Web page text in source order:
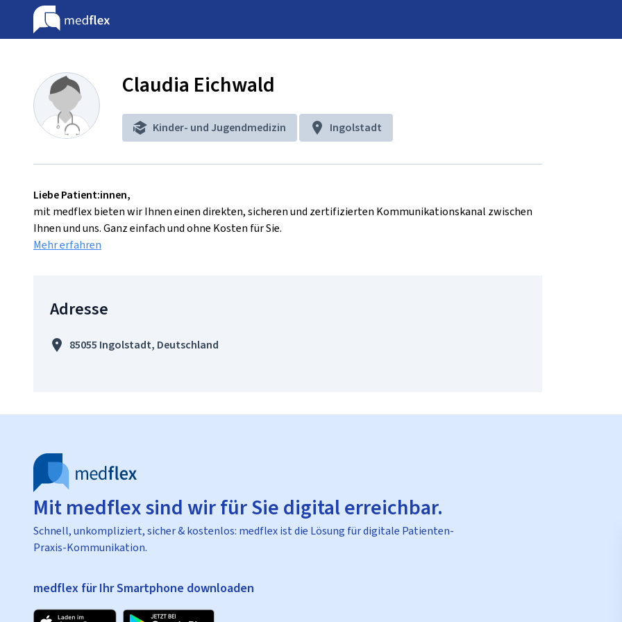
Claudia Eichwald
Kinder- und Jugendmedizin Ingolstadt
Liebe Patient:innen,
mit medflex bieten wir Ihnen einen direkten, sicheren und zertifizierten Kommunikationskanal zwischen
Ihnen und uns. Ganz einfach und ohne Kosten für Sie.
Mehr erfahren
Adresse
85055 Ingolstadt, Deutschland
Mit medflex sind wir für Sie digital erreichbar.
Schnell, unkompliziert, sicher & kostenlos: medflex ist die Lösung für digitale Patienten-
Praxis-Kommunikation.
medflex für Ihr Smartphone downloaden